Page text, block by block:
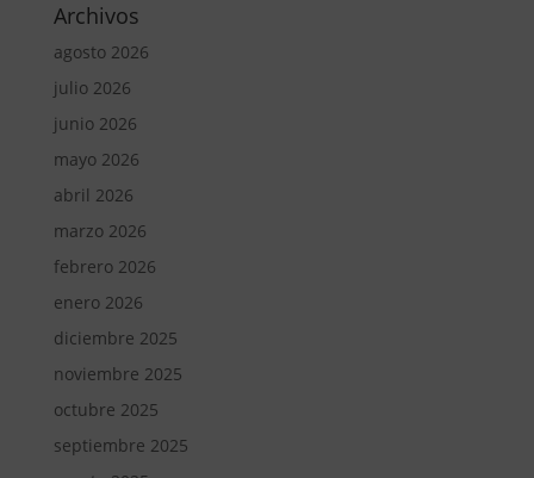
Archivos
agosto 2026
julio 2026
junio 2026
mayo 2026
abril 2026
marzo 2026
febrero 2026
enero 2026
diciembre 2025
noviembre 2025
octubre 2025
septiembre 2025